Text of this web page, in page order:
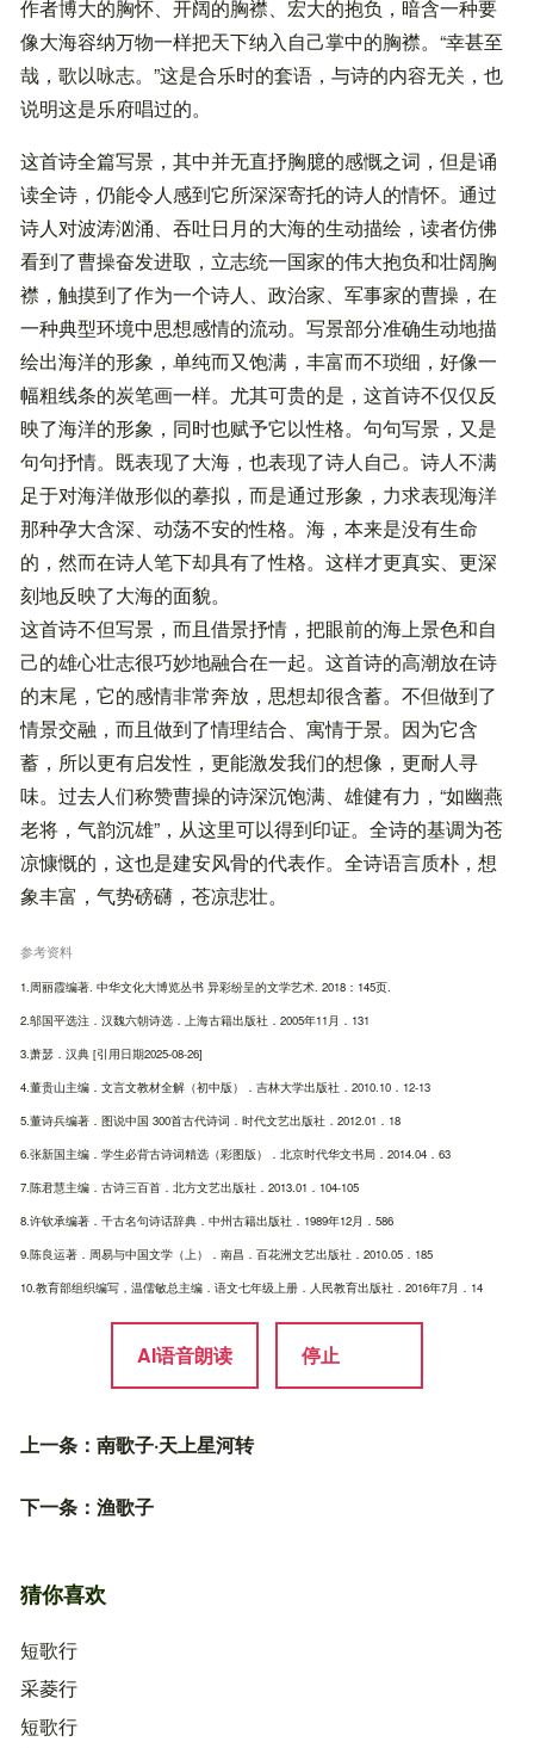
作者博大的胸怀、开阔的胸襟、宏大的抱负，暗含一种要
像大海容纳万物一样把天下纳入自己掌中的胸襟。“幸甚至
哉，歌以咏志。”这是合乐时的套语，与诗的内容无关，也
说明这是乐府唱过的。
这首诗全篇写景，其中并无直抒胸臆的感慨之词，但是诵
读全诗，仍能令人感到它所深深寄托的诗人的情怀。通过
诗人对波涛汹涌、吞吐日月的大海的生动描绘，读者仿佛
看到了曹操奋发进取，立志统一国家的伟大抱负和壮阔胸
襟，触摸到了作为一个诗人、政治家、军事家的曹操，在
一种典型环境中思想感情的流动。写景部分准确生动地描
绘出海洋的形象，单纯而又饱满，丰富而不琐细，好像一
幅粗线条的炭笔画一样。尤其可贵的是，这首诗不仅仅反
映了海洋的形象，同时也赋予它以性格。句句写景，又是
句句抒情。既表现了大海，也表现了诗人自己。诗人不满
足于对海洋做形似的摹拟，而是通过形象，力求表现海洋
那种孕大含深、动荡不安的性格。海，本来是没有生命
的，然而在诗人笔下却具有了性格。这样才更真实、更深
刻地反映了大海的面貌。
这首诗不但写景，而且借景抒情，把眼前的海上景色和自
己的雄心壮志很巧妙地融合在一起。这首诗的高潮放在诗
的末尾，它的感情非常奔放，思想却很含蓄。不但做到了
情景交融，而且做到了情理结合、寓情于景。因为它含
蓄，所以更有启发性，更能激发我们的想像，更耐人寻
味。过去人们称赞曹操的诗深沉饱满、雄健有力，“如幽燕
老将，气韵沉雄”，从这里可以得到印证。全诗的基调为苍
凉慷慨的，这也是建安风骨的代表作。全诗语言质朴，想
象丰富，气势磅礴，苍凉悲壮。
参考资料
1.周丽霞编著. 中华文化大博览丛书 异彩纷呈的文学艺术. 2018：145页.
2.邬国平选注．汉魏六朝诗选．上海古籍出版社．2005年11月．131
3.萧瑟．汉典 [引用日期2025-08-26]
4.董贵山主编．文言文教材全解（初中版）．吉林大学出版社．2010.10．12-13
5.董诗兵编著．图说中国 300首古代诗词．时代文艺出版社．2012.01．18
6.张新国主编．学生必背古诗词精选（彩图版）．北京时代华文书局．2014.04．63
7.陈君慧主编．古诗三百首．北方文艺出版社．2013.01．104-105
8.许钦承编著．千古名句诗话辞典．中州古籍出版社．1989年12月．586
9.陈良运著．周易与中国文学（上）．南昌．百花洲文艺出版社．2010.05．185
10.教育部组织编写，温儒敏总主编．语文七年级上册．人民教育出版社．2016年7月．14
AI语音朗读 停止
上一条： 南歌子·天上星河转
下一条： 渔歌子
猜你喜欢
短歌行
采菱行
短歌行